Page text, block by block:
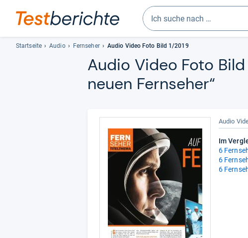
Geben
Sie
mindestens
drei
Zeichen
ein.
und
lassen
sich
mit
den
Pfeiltasten
auswählen.
Startseite Audio Fernseher Audio Video Foto Bild 1/2019
Audio Video Foto
neuen Fern­se­her“
Audio
Im
6
6
6